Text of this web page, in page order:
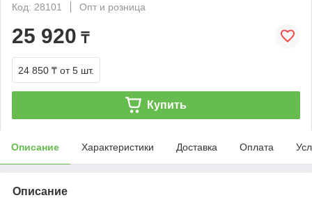
Код: 28101
Опт и розница
25 920 ₸
24 850 ₸ от 5 шт.
Купить
Описание Характеристики Доставка Оплата
Описание